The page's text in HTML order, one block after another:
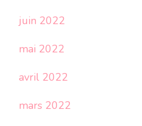
juin 2022
mai 2022
avril 2022
mars 2022